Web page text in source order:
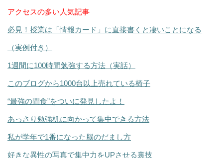
アクセスの多い人気記事
必見！授業は「情報カード」に直接書くと凄いことになる
（実例付き）
1週間に100時間勉強する方法（実話）
このブログから1000台以上売れている椅子
“最強の間食”をついに発見したよ！
あっさり勉強机に向かって集中できる方法
私が学年で1番になった脳のだまし方
好きな異性の写真で集中力をUPさせる裏技